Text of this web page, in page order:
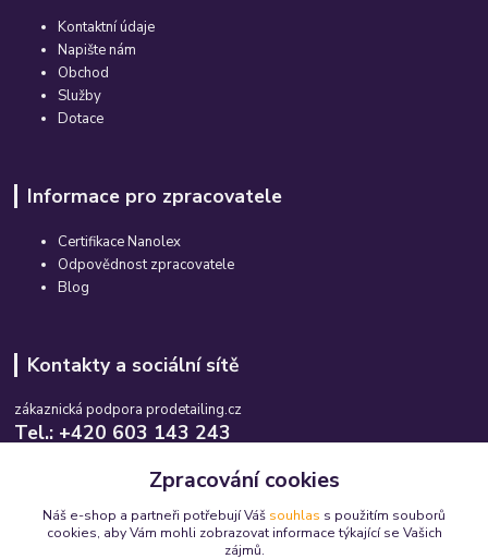
Kontaktní údaje
Napište nám
Obchod
Služby
Dotace
Informace pro zpracovatele
Certifikace Nanolex
Odpovědnost zpracovatele
Blog
Kontakty a sociální sítě
zákaznická podpora prodetailing.cz
Tel.: +420 603 143 243
info@prodetailing.cz
Zpracování cookies
Náš e-shop a partneři potřebují Váš souhlas s použitím souborů
cookies, aby Vám mohli zobrazovat informace týkající se Vašich
zájmů.